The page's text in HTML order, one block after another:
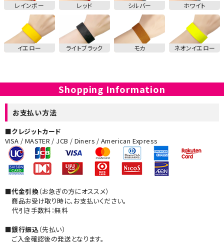
レインボー レッド シルバー ホワイト
イエロー ライトブラック モカ ネオンイエロー
Shopping Information
お支払い方法
■クレジットカード
VISA / MASTER / JCB / Diners / American Express
■代金引換（お急ぎの方にオススメ）
商品お受け取り時に、お支払いください。
代引き手数料：無料
■銀行振込（先払い）
ご入金確認後の発送となります。